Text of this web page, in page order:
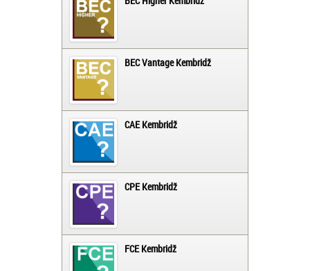
BEC Vantage Kembridž
CAE Kembridž
CPE Kembridž
FCE Kembridž